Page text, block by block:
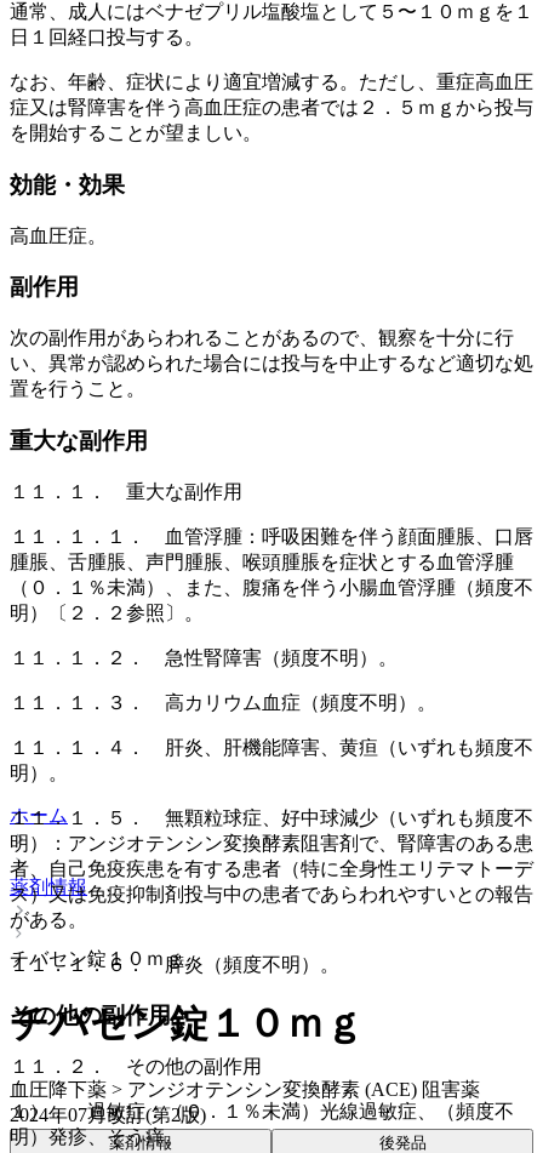
通常、成人にはベナゼプリル塩酸塩として５〜１０ｍｇを１
日１回経口投与する。
なお、年齢、症状により適宜増減する。ただし、重症高血圧
症又は腎障害を伴う高血圧症の患者では２．５ｍｇから投与
を開始することが望ましい。
効能・効果
高血圧症。
副作用
次の副作用があらわれることがあるので、観察を十分に行
い、異常が認められた場合には投与を中止するなど適切な処
置を行うこと。
重大な副作用
１１．１． 重大な副作用
１１．１．１． 血管浮腫：呼吸困難を伴う顔面腫脹、口唇
腫脹、舌腫脹、声門腫脹、喉頭腫脹を症状とする血管浮腫
（０．１％未満）、また、腹痛を伴う小腸血管浮腫（頻度不
明）〔２．２参照〕。
１１．１．２． 急性腎障害（頻度不明）。
１１．１．３． 高カリウム血症（頻度不明）。
１１．１．４． 肝炎、肝機能障害、黄疸（いずれも頻度不
明）。
１１．１．５． 無顆粒球症、好中球減少（いずれも頻度不
明）：アンジオテンシン変換酵素阻害剤で、腎障害のある患
者、自己免疫疾患を有する患者（特に全身性エリテマトーデ
ス）又は免疫抑制剤投与中の患者であらわれやすいとの報告
がある。
１１．１．６． 膵炎（頻度不明）。
その他の副作用
１１．２． その他の副作用
１）． 過敏症：（０．１％未満）光線過敏症、（頻度不
明）発疹、そう痒。
ホーム
薬剤情報
チバセン錠１０ｍｇ
チバセン錠１０ｍｇ
血圧降下薬 > アンジオテンシン変換酵素 (ACE) 阻害薬
2024年07月改訂(第2版)
薬剤情報 後発品